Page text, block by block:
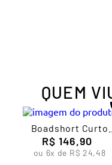
QUEM
Boadshort Curto
Estampado Lupo
Beachwear
R$ 146,90
ou 6x de R$ 24,48